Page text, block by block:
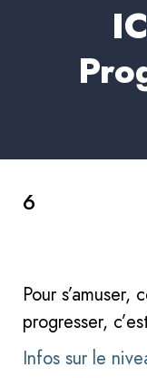
6
Pour
progresser,
Infos sur le